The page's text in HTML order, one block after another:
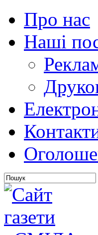
Про нас
Наші